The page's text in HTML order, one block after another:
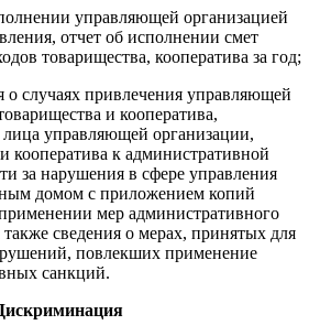
управляющей организацией
отчет об исполнении смет
товарищества, кооператива за год;
случаях привлечения управляющей
и кооператива,
управляющей организации,
кооператива к административной
за нарушения в сфере управления
домом с приложением копий
мер административного
также сведения о мерах, принятых для
повлекших применение
санкций.